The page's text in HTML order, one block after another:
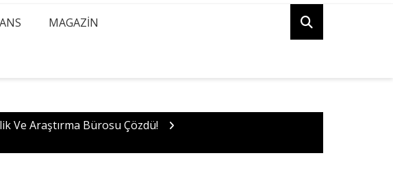
MAGAZIN
Ve Araştırma Bürosu Çözdü!